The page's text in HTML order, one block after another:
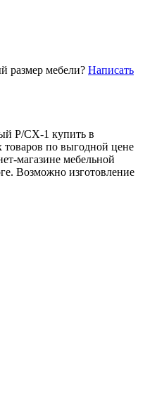
размер мебели? Написать
Р/СХ-1 купить в
товаров по выгодной цене
магазине мебельной
Возможно изготовление